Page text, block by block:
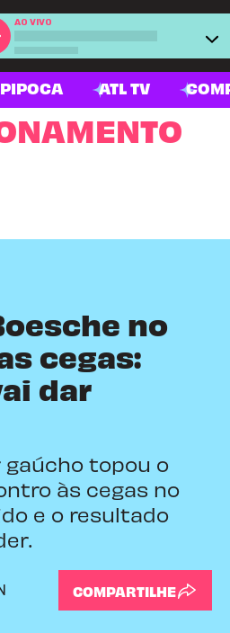
AO VIVO
ATL TV
no
cegas:
dar
topou o
às cegas no
e o resultado
COMPARTILHE